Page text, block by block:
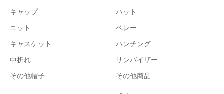
キャップ
ハット
ニット
ベレー
キャスケット
ハンチング
中折れ
サンバイザー
その他帽子
その他商品